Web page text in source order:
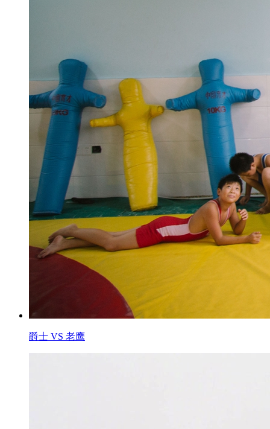
爵士 VS 老鹰